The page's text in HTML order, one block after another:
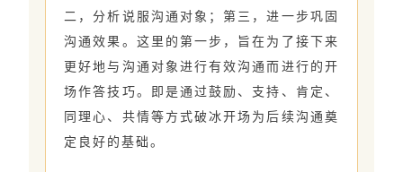
二，分析说服沟通对象；第三，进一步巩固
沟通效果。这里的第一步，旨在为了接下来
更好地与沟通对象进行有效沟通而进行的开
场作答技巧。即是通过鼓励、支持、肯定、
同理心、共情等方式破冰开场为后续沟通奠
定良好的基础。